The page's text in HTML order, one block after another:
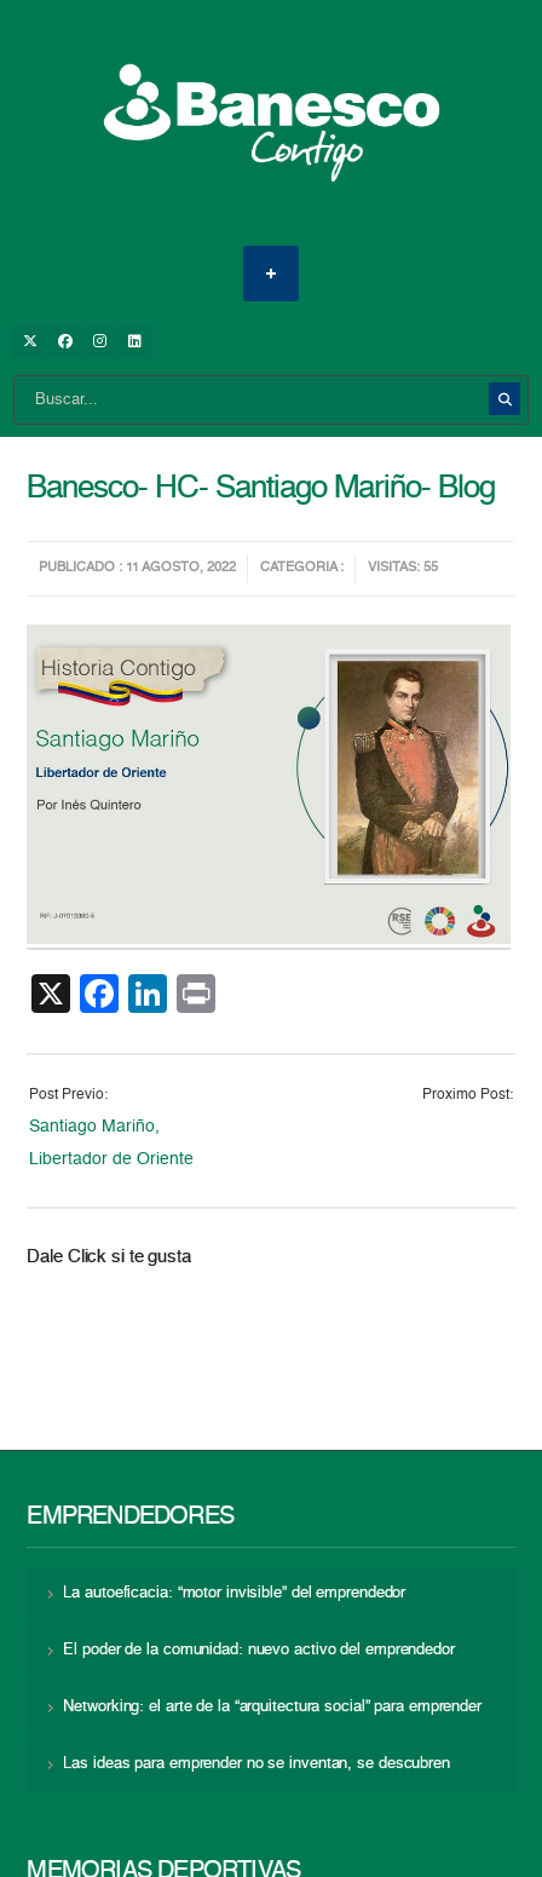
Banesco- HC- Santiago Mariño- Blog
PUBLICADO : 11 AGOSTO, 2022 CATEGORIA : VISITAS: 55
X Facebook
LinkedIn
Post Previo:
Santiago Mariño,
Libertador de Oriente
Proximo Post:
Dale Click si te gusta
EMPRENDEDORES
La autoeficacia: “motor invisible” del emprendedor
El poder de la comunidad: nuevo activo del emprendedor
Networking: el arte de la “arquitectura social” para emprender
Las ideas para emprender no se inventan, se descubren